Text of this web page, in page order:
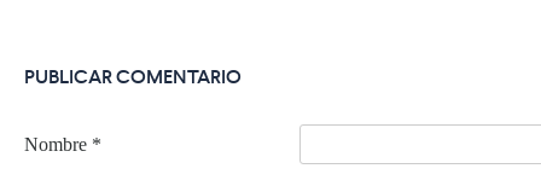
PUBLICAR COMENTARIO
Nombre *